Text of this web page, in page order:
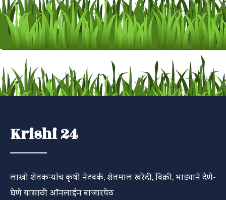
Krishi 24
लाखो शेतकऱ्यांच कृषी नेटवर्क, शेतमाल खरेदी, विक्री, भाड्याने देणे-
घेणे यासाठी ऑनलाईन बाजारपेठ